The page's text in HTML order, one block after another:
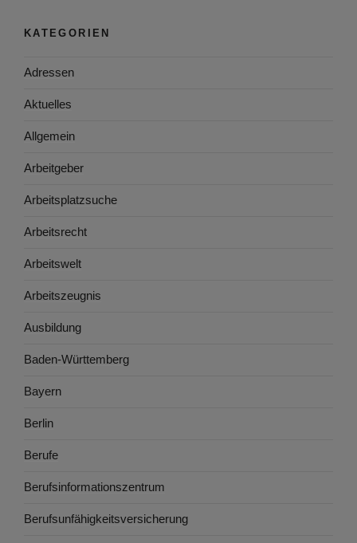
KATEGORIEN
Adressen
Aktuelles
Allgemein
Arbeitgeber
Arbeitsplatzsuche
Arbeitsrecht
Arbeitswelt
Arbeitszeugnis
Ausbildung
Baden-Württemberg
Bayern
Berlin
Berufe
Berufsinformationszentrum
Berufsunfähigkeitsversicherung